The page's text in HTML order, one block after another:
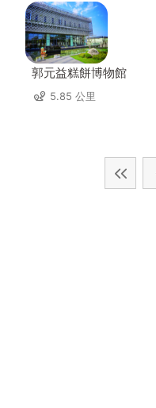
郭元益糕餅博物館
5.85 公里